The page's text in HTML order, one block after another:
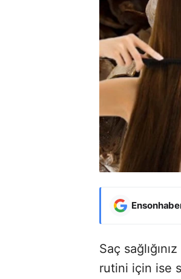
Saç
rutini için ise